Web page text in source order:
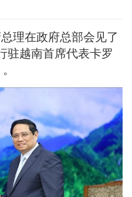
理在政府总部会见了
驻越南首席代表卡罗